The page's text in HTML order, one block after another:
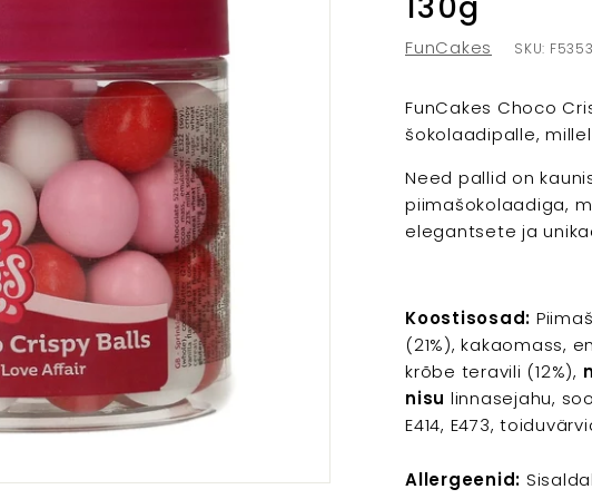
FunCakes SKU:
FunCakes Choco
šokolaadipalle,
Need pallid on
piimašokolaadiga,
elegantsete ja
Koostisosad:
(21%), kakaomass,
krõbe teravili (12%),
nisu linnasejahu,
E414, E473,
Allergeenid: